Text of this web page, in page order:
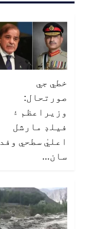
خطي جي
صورتحال:
وزيراعظم ۽
فيلڊ مارشل
اعليٰ سطحي وفد
سان…